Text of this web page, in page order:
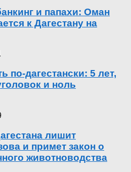
и папахи: Оман
к Дагестану на
по-дагестански: 5 лет,
и ноль
лишит
и примет закон о
животноводства